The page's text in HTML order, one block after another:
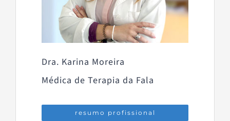
Dra. Karina Moreira
Médica de Terapia da Fala
resumo profissional